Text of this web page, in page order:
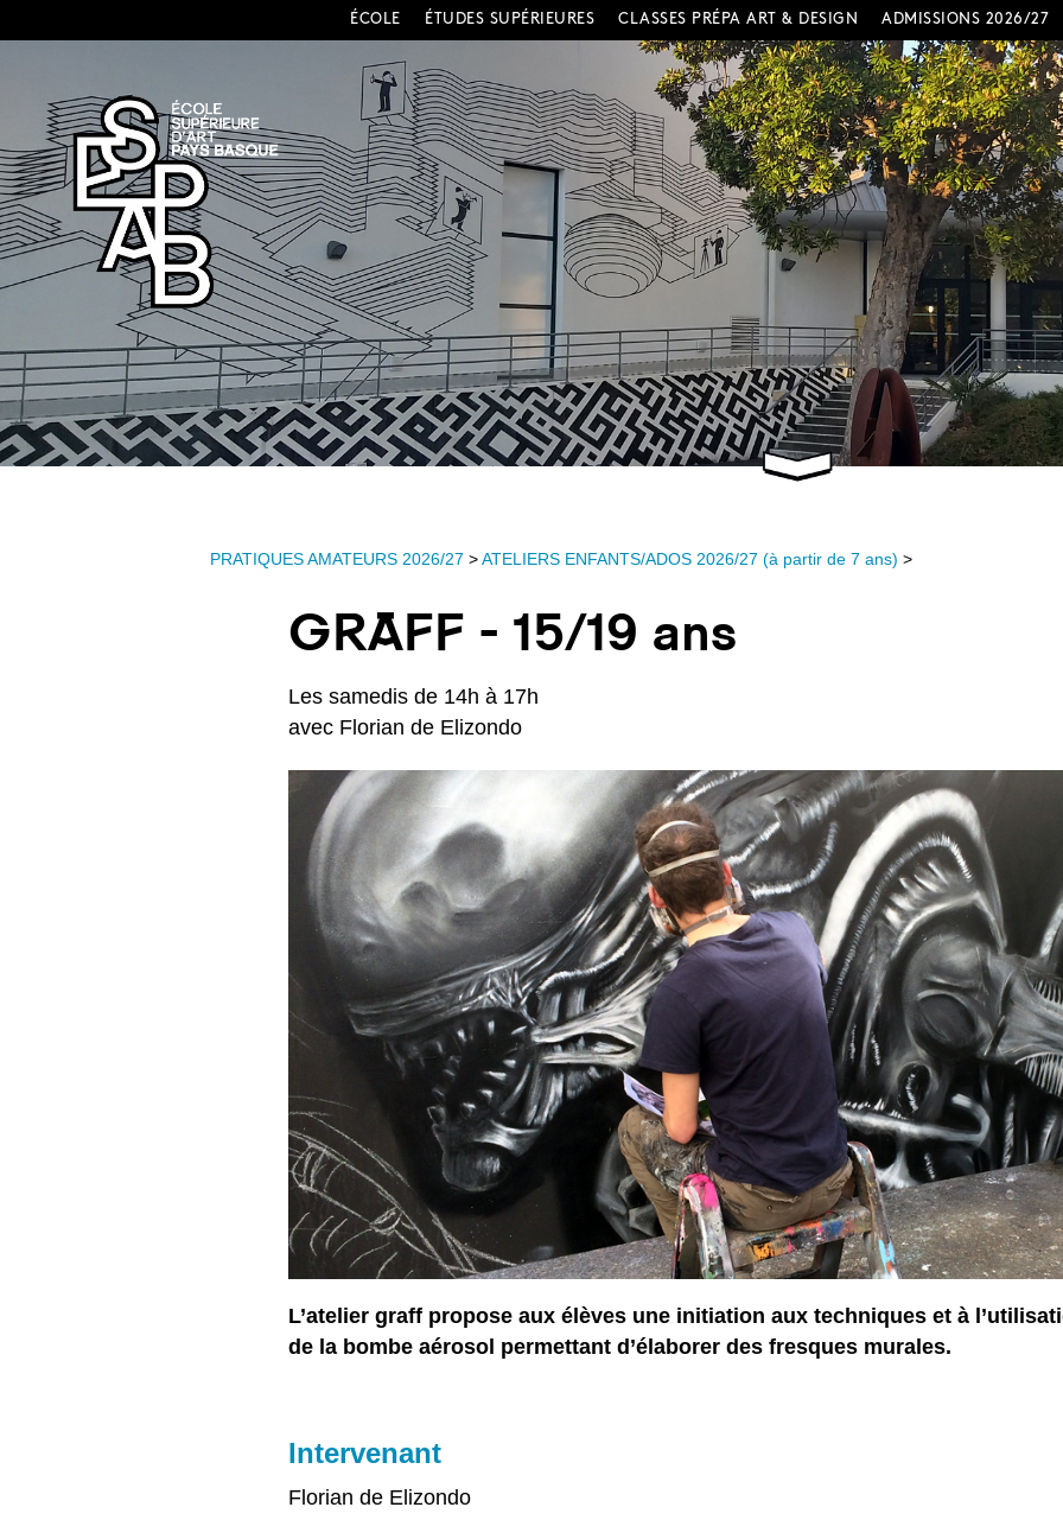
ÉCOLE ÉTUDES SUPÉRIEURES CLASSES PRÉPA ART & DESIGN ADMISSIONS 2026/27
PRATIQUES AMATEURS 2026/27 >ATELIERS ENFANTS/ADOS 2026/27 (à partir de 7 ans) >
GRAFF - 15/19 ans
Les samedis de 14h à 17h
avec Florian de Elizondo
L’atelier graff propose aux élèves une initiation aux techniques et à
de la bombe aérosol permettant d’élaborer des fresques murales.
Intervenant
Florian de Elizondo